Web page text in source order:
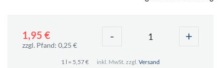
1,95 €
zzgl. Pfand: 0,25 €
- +
1 l = 5,57 € inkl. MwSt. zzgl. Versand